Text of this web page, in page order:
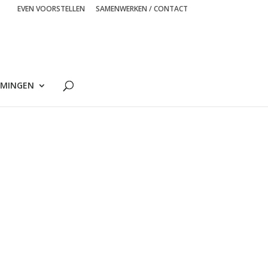
EVEN VOORSTELLEN SAMENWERKEN / CONTACT